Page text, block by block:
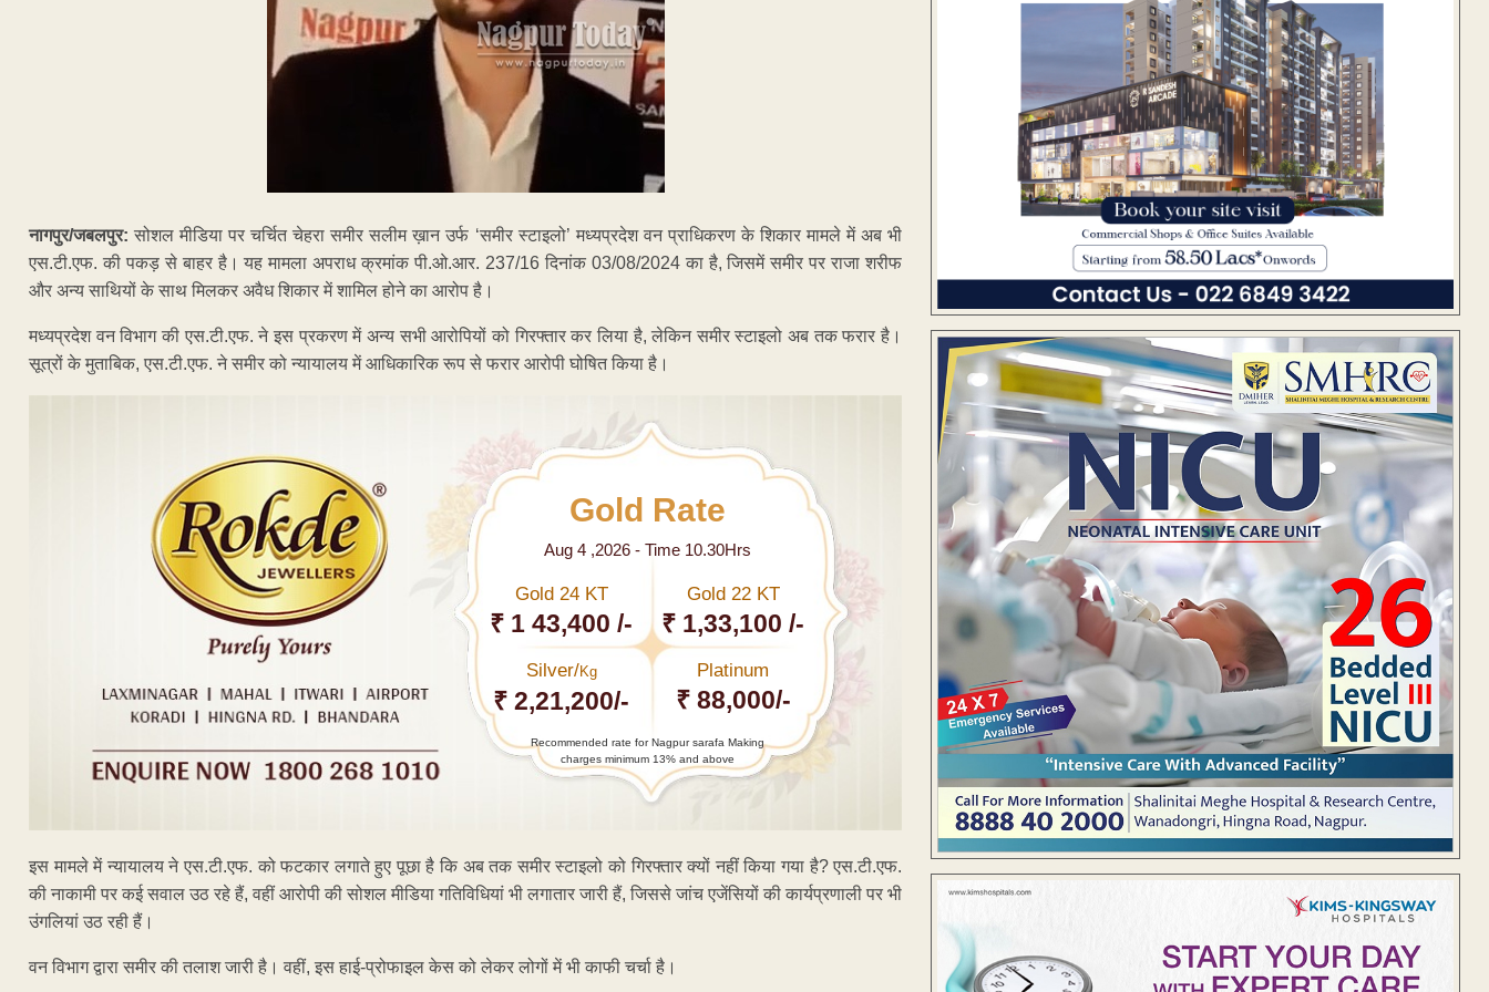
नागपुर/जबलपुर: सोशल मीडिया पर चर्चित चेहरा समीर सलीम ख़ान उर्फ ‘समीर स्टाइलो’ मध्यप्रदेश वन प्राधिकरण के शिकार मामले में अब भी
एस.टी.एफ. की पकड़ से बाहर है। यह मामला अपराध क्रमांक पी.ओ.आर. 237/16 दिनांक 03/08/2024 का है, जिसमें समीर पर राजा शरीफ
और अन्य साथियों के साथ मिलकर अवैध शिकार में शामिल होने का आरोप है।
मध्यप्रदेश वन विभाग की एस.टी.एफ. ने इस प्रकरण में अन्य सभी आरोपियों को गिरफ्तार कर लिया है, लेकिन समीर स्टाइलो अब तक फरार है।
सूत्रों के मुताबिक, एस.टी.एफ. ने समीर को न्यायालय में आधिकारिक रूप से फरार आरोपी घोषित किया है।
Gold Rate
Aug 4 ,2026 - Time 10.30Hrs
Gold 24 KT
₹ 1 43,400 /-
Gold 22 KT
₹ 1,33,100 /-
Silver/Kg
₹ 2,21,200/-
Platinum
₹ 88,000/-
Recommended rate for Nagpur sarafa Making
charges minimum 13% and above
इस मामले में न्यायालय ने एस.टी.एफ. को फटकार लगाते हुए पूछा है कि अब तक समीर स्टाइलो को गिरफ्तार क्यों नहीं किया गया है? एस.टी.एफ.
की नाकामी पर कई सवाल उठ रहे हैं, वहीं आरोपी की सोशल मीडिया गतिविधियां भी लगातार जारी हैं, जिससे जांच एजेंसियों की कार्यप्रणाली पर भी
उंगलियां उठ रही हैं।
वन विभाग द्वारा समीर की तलाश जारी है। वहीं, इस हाई-प्रोफाइल केस को लेकर लोगों में भी काफी चर्चा है।